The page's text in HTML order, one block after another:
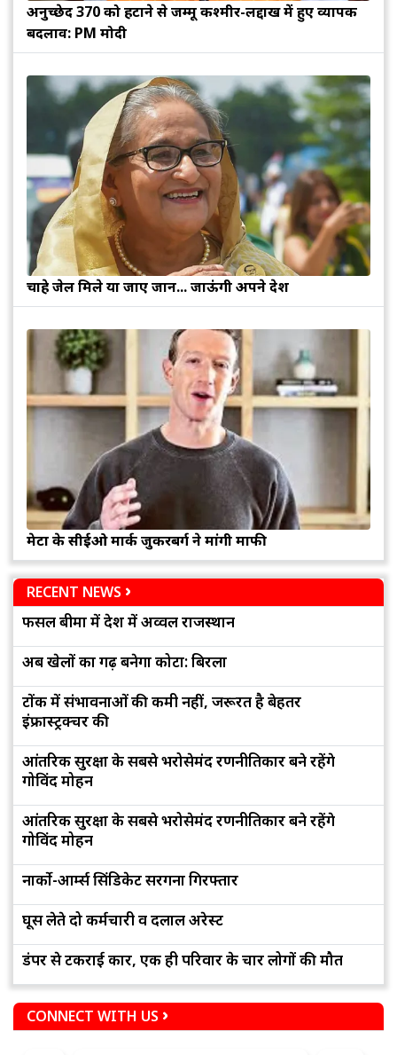
अनुच्छेद 370 को हटाने से जम्मू कश्मीर-लद्दाख में हुए व्यापक
बदलाव: PM मोदी
चाहे जेल मिले या जाए जान... जाऊंगी अपने देश
मेटा के सीईओ मार्क जुकरबर्ग ने मांगी माफी
RECENT NEWS
फसल बीमा में देश में अव्वल राजस्थान
अब खेलों का गढ़ बनेगा कोटा: बिरला
टोंक में संभावनाओं की कमी नहीं, जरूरत है बेहतर
इंफ्रास्ट्रक्चर की
आंतरिक सुरक्षा के सबसे भरोसेमंद रणनीतिकार बने रहेंगे
गोविंद मोहन
आंतरिक सुरक्षा के सबसे भरोसेमंद रणनीतिकार बने रहेंगे
गोविंद मोहन
नार्को-आर्म्स सिंडिकेट सरगना गिरफ्तार
घूस लेते दो कर्मचारी व दलाल अरेस्ट
डंपर से टकराई कार, एक ही परिवार के चार लोगों की मौत
CONNECT WITH US